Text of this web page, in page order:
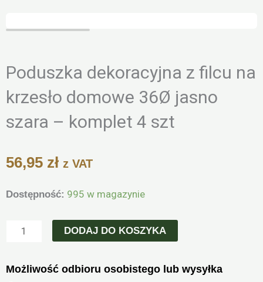
Poduszka dekoracyjna z filcu na
krzesło domowe 36Ø jasno
szara – komplet 4 szt
56,95 zł z VAT
Dostępność: 995 w magazynie
ilość
dekoracyjna
na
DODAJ DO KOSZYKA
Możliwość odbioru osobistego lub wysyłka